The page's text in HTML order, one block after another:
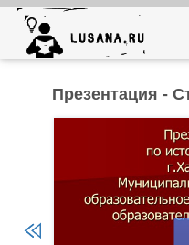
Презентация -